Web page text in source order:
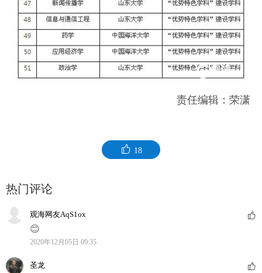
责任编辑：荣潇
18
热门评论
观海网友AqS1ox
😊
2020年12月05日 09:35
圣龙